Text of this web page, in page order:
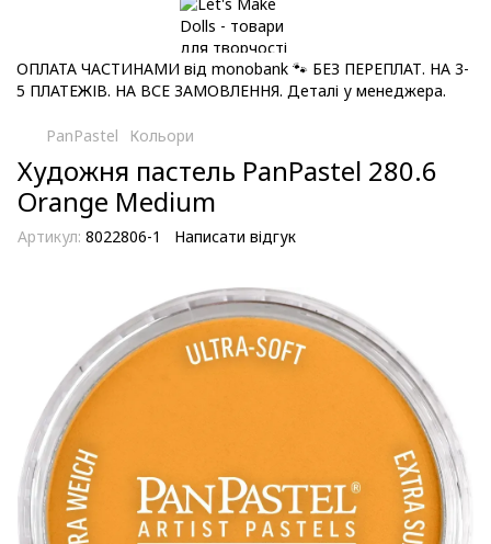
ОПЛАТА ЧАСТИНАМИ від monobank 🐾 БЕЗ ПЕРЕПЛАТ. НА 3-
5 ПЛАТЕЖІВ. НА ВСЕ ЗАМОВЛЕННЯ. Деталі у менеджера.
PanPastel Кольори
Художня пастель PanPastel 280.6
Orange Medium
Артикул: 8022806-1 Написати відгук